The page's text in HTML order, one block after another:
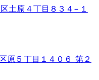
土原４丁目８３４−１
原５丁目１４０６ 第２